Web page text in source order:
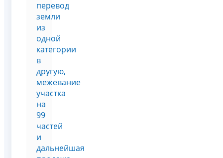
перевод
земли
из
одной
категории
в
другую,
межевание
участка
на
99
частей
и
дальнейшая